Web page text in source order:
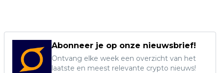
Abonneer je op onze nieuwsbrief!
Ontvang elke week een overzicht van het
laatste en meest relevante crypto nieuws!